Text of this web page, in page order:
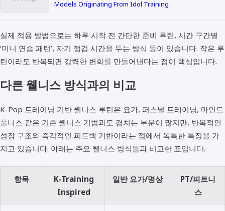
Models Originating From Idol Training
실제 적용 방법으로는 하루 시작 전 간단한 준비 루틴, 시간 구간별
‘미니 연습 패턴’, 자기 점검 시간을 두는 방식 등이 있습니다. 작은 루
틴이라도 반복되면 강력한 변화를 만들어낸다는 점이 핵심입니다.
다른 웰니스 방식과의 비교
K-Pop 트레이닝 기반 웰니스 루틴은 요가, 퍼스널 트레이닝, 마인드
풀니스 같은 기존 웰니스 기법과도 겹치는 부분이 많지만, 반복적인
성장 구조와 즉각적인 피드백 기반이라는 점에서 독특한 특징을 가
지고 있습니다. 아래는 주요 웰니스 방식들과 비교한 표입니다.
항목
K-Training
Inspired
일반 요가/명상
PT/피트니
스